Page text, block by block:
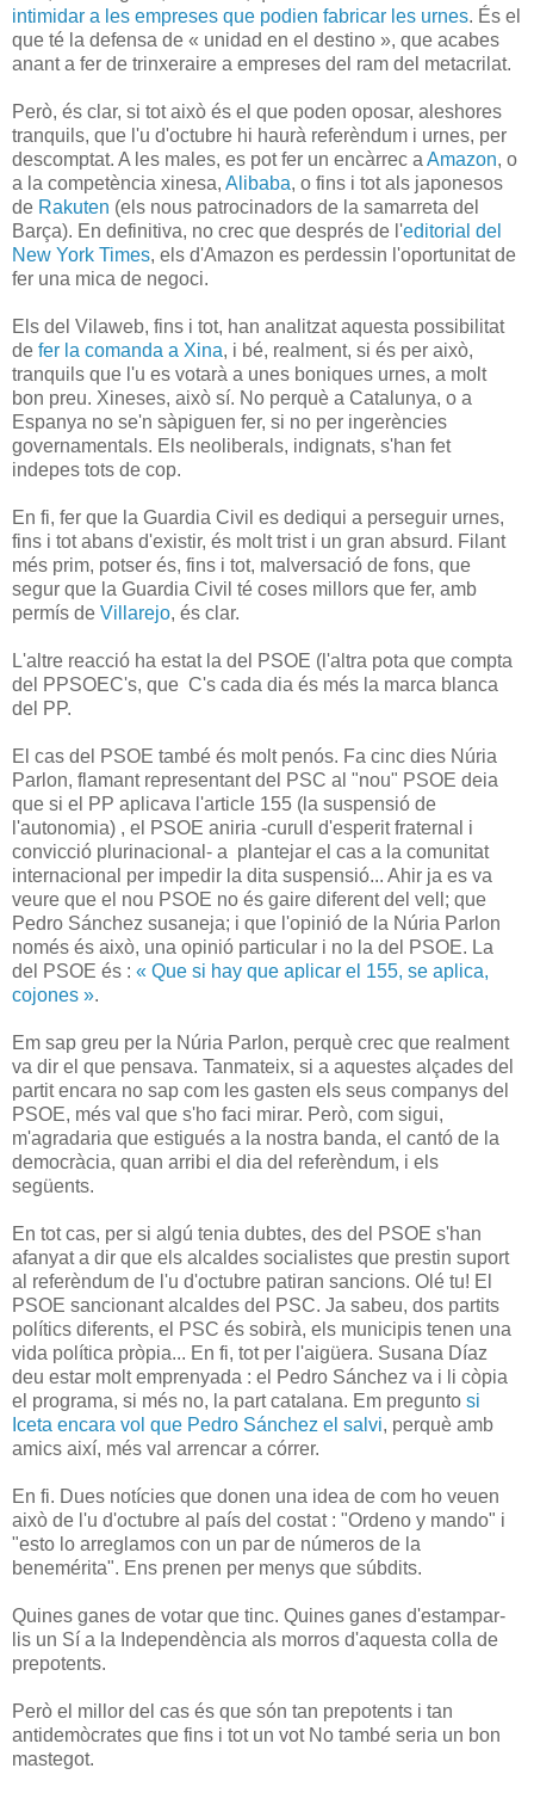
intimidar a les empreses que podien fabricar les urnes. És el
que té la defensa de « unidad en el destino », que acabes
anant a fer de trinxeraire a empreses del ram del metacrilat.
Però, és clar, si tot això és el que poden oposar, aleshores
tranquils, que l'u d'octubre hi haurà referèndum i urnes, per
descomptat. A les males, es pot fer un encàrrec a Amazon, o
a la competència xinesa, Alibaba, o fins i tot als japonesos
de Rakuten (els nous patrocinadors de la samarreta del
Barça). En definitiva, no crec que després de l'editorial del
New York Times, els d'Amazon es perdessin l'oportunitat de
fer una mica de negoci.
Els del Vilaweb, fins i tot, han analitzat aquesta possibilitat
de fer la comanda a Xina, i bé, realment, si és per això,
tranquils que l'u es votarà a unes boniques urnes, a molt
bon preu. Xineses, això sí. No perquè a Catalunya, o a
Espanya no se'n sàpiguen fer, si no per ingerències
governamentals. Els neoliberals, indignats, s'han fet
indepes tots de cop.
En fi, fer que la Guardia Civil es dediqui a perseguir urnes,
fins i tot abans d'existir, és molt trist i un gran absurd. Filant
més prim, potser és, fins i tot, malversació de fons, que
segur que la Guardia Civil té coses millors que fer, amb
permís de Villarejo, és clar.
L'altre reacció ha estat la del PSOE (l'altra pota que compta
del PPSOEC's, que C's cada dia és més la marca blanca
del PP.
El cas del PSOE també és molt penós. Fa cinc dies Núria
Parlon, flamant representant del PSC al "nou" PSOE deia
que si el PP aplicava l'article 155 (la suspensió de
l'autonomia) , el PSOE aniria -curull d'esperit fraternal i
convicció plurinacional- a plantejar el cas a la comunitat
internacional per impedir la dita suspensió... Ahir ja es va
veure que el nou PSOE no és gaire diferent del vell; que
Pedro Sánchez susaneja; i que l'opinió de la Núria Parlon
només és això, una opinió particular i no la del PSOE. La
del PSOE és : « Que si hay que aplicar el 155, se aplica,
cojones ».
Em sap greu per la Núria Parlon, perquè crec que realment
va dir el que pensava. Tanmateix, si a aquestes alçades del
partit encara no sap com les gasten els seus companys del
PSOE, més val que s'ho faci mirar. Però, com sigui,
m'agradaria que estigués a la nostra banda, el cantó de la
democràcia, quan arribi el dia del referèndum, i els
següents.
En tot cas, per si algú tenia dubtes, des del PSOE s'han
afanyat a dir que els alcaldes socialistes que prestin suport
al referèndum de l'u d'octubre patiran sancions. Olé tu! El
PSOE sancionant alcaldes del PSC. Ja sabeu, dos partits
polítics diferents, el PSC és sobirà, els municipis tenen una
vida política pròpia... En fi, tot per l'aigüera. Susana Díaz
deu estar molt emprenyada : el Pedro Sánchez va i li còpia
el programa, si més no, la part catalana. Em pregunto si
Iceta encara vol que Pedro Sánchez el salvi, perquè amb
amics així, més val arrencar a córrer.
En fi. Dues notícies que donen una idea de com ho veuen
això de l'u d'octubre al país del costat : "Ordeno y mando" i
"esto lo arreglamos con un par de números de la
benemérita". Ens prenen per menys que súbdits.
Quines ganes de votar que tinc. Quines ganes d'estampar-
lis un Sí a la Independència als morros d'aquesta colla de
prepotents.
Però el millor del cas és que són tan prepotents i tan
antidemòcrates que fins i tot un vot No també seria un bon
mastegot.